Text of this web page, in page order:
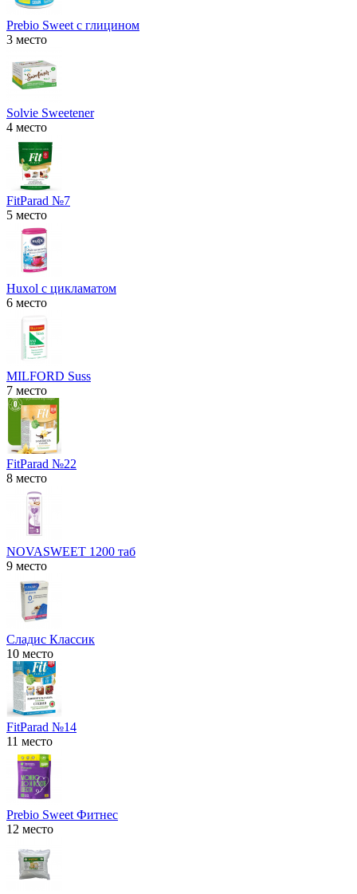
Prebio Sweet с глицином
3 место
Solvie Sweetener
4 место
FitParad №7
5 место
Huxol с цикламатом
6 место
MILFORD Suss
7 место
FitParad №22
8 место
NOVASWEET 1200 таб
9 место
Сладис Классик
10 место
FitParad №14
11 место
Prebio Sweet Фитнес
12 место